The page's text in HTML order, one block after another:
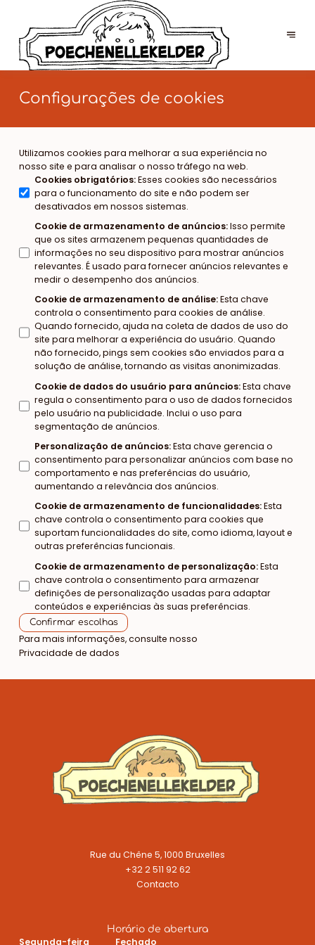
Configurações de cookies
Utilizamos cookies para melhorar a sua experiência no
nosso site e para analisar o nosso tráfego na web.
Cookies obrigatórios:Esses cookies são necessários
para o funcionamento do site e não podem ser
desativados em nossos sistemas.
Cookie de armazenamento de anúncios:Isso permite
que os sites armazenem pequenas quantidades de
informações no seu dispositivo para mostrar anúncios
relevantes. É usado para fornecer anúncios relevantes e
medir o desempenho dos anúncios.
Cookie de armazenamento de análise:Esta chave
controla o consentimento para cookies de análise.
Quando fornecido, ajuda na coleta de dados de uso do
site para melhorar a experiência do usuário. Quando
não fornecido, pings sem cookies são enviados para a
solução de análise, tornando as visitas anonimizadas.
Cookie de dados do usuário para anúncios:Esta chave
regula o consentimento para o uso de dados fornecidos
pelo usuário na publicidade. Inclui o uso para
segmentação de anúncios.
Personalização de anúncios:Esta chave gerencia o
consentimento para personalizar anúncios com base no
comportamento e nas preferências do usuário,
aumentando a relevância dos anúncios.
Cookie de armazenamento de funcionalidades:Esta
chave controla o consentimento para cookies que
suportam funcionalidades do site, como idioma, layout e
outras preferências funcionais.
Cookie de armazenamento de personalização:Esta
chave controla o consentimento para armazenar
definições de personalização usadas para adaptar
conteúdos e experiências às suas preferências.
Confirmar escolhas
Para mais informações, consulte nosso
Privacidade de dados
Rue du Chêne 5, 1000 Bruxelles
+32 2 511 92 62
Contacto
Horário de abertura
Segunda-feira Fechado